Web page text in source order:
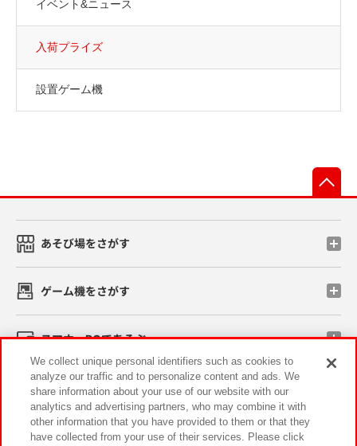
イベント&ニュース
入荷プライズ
設置ゲーム機
あそび場をさがす
ゲーム機をさがす
スマホ・PCであそぶ
イベント・キャンペーン
We collect unique personal identifiers such as cookies to
analyze our traffic and to personalize content and ads. We
share information about your use of our website with our
analytics and advertising partners, who may combine it with
other information that you have provided to them or that they
have collected from your use of their services. Please click